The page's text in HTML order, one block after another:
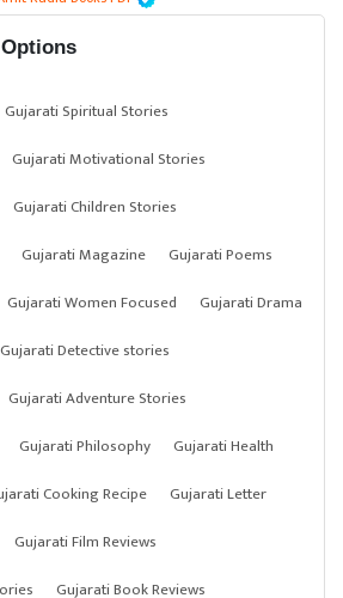
Gujarati Spiritual Stories
Gujarati Motivational Stories
Gujarati Children Stories
Gujarati Magazine
Gujarati Poems
Gujarati Women Focused
Gujarati Drama
Gujarati Detective stories
Gujarati Adventure Stories
Gujarati Philosophy
Gujarati Health
Cooking Recipe
Gujarati Letter
Gujarati Film Reviews
Gujarati Book Reviews